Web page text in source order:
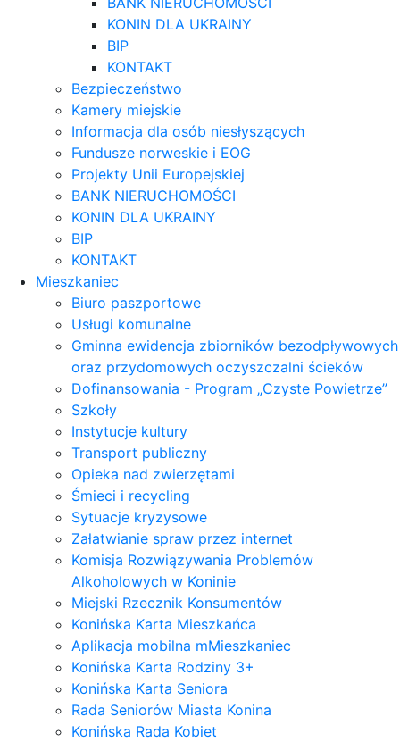
KONIN DLA UKRAINY
BIP
KONTAKT
Bezpieczeństwo
Kamery miejskie
Informacja dla osób niesłyszących
Fundusze norweskie i EOG
Projekty Unii Europejskiej
BANK NIERUCHOMOŚCI
KONIN DLA UKRAINY
BIP
KONTAKT
Mieszkaniec
Biuro paszportowe
Usługi komunalne
Gminna ewidencja zbiorników bezodpływowych
oraz przydomowych oczyszczalni ścieków
Dofinansowania - Program „Czyste Powietrze”
Szkoły
Instytucje kultury
Transport publiczny
Opieka nad zwierzętami
Śmieci i recycling
Sytuacje kryzysowe
Załatwianie spraw przez internet
Komisja Rozwiązywania Problemów
Alkoholowych w Koninie
Miejski Rzecznik Konsumentów
Konińska Karta Mieszkańca
Aplikacja mobilna mMieszkaniec
Konińska Karta Rodziny 3+
Konińska Karta Seniora
Rada Seniorów Miasta Konina
Konińska Rada Kobiet